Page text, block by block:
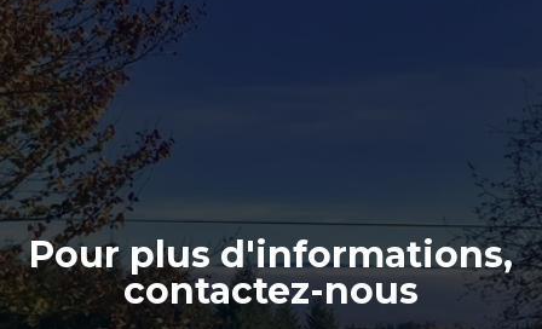
Pour plus d'informations,
contactez-nous